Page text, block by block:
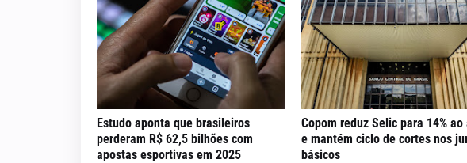
Estudo aponta que brasileiros
perderam R$ 62,5 bilhões com
apostas esportivas em 2025
Copom reduz Selic para 14% ao
e mantém ciclo de cortes nos
básicos